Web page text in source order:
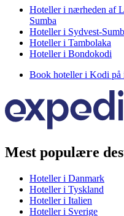
Hoteller i nærheden af
Sumba
Hoteller i Sydvest-
Hoteller i Tambolaka
Hoteller i Bondokodi
Book hoteller i Kodi på
Mest populære
Hoteller i Danmark
Hoteller i Tyskland
Hoteller i Italien
Hoteller i Sverige